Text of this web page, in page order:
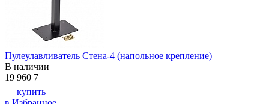
Пулеулавливатель Стена-4 (напольное крепление)
В наличии
19 960 7
купить